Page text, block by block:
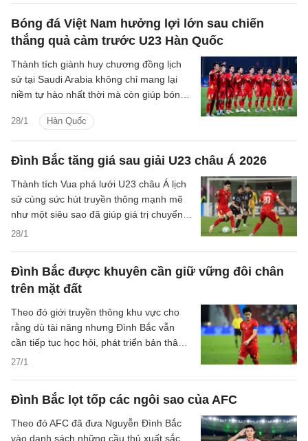
Bóng đá Việt Nam hưởng lợi lớn sau chiến
thắng quả cảm trước U23 Hàn Quốc
28/1 Hàn Quốc
Thành tích giành huy chương đồng lịch
sử tại Saudi Arabia không chỉ mang lại
niềm tự hào nhất thời mà còn giúp bóng
lục kế tiếp.
Đình Bắc tăng giá sau giải U23 châu Á 2026
28/1
Thành tích Vua phá lưới U23 châu Á lịch
sử cùng sức hút truyền thông mạnh mẽ
như một siêu sao đã giúp giá trị chuyển
nhượng ước tính của tiền đạo Đình Bắc
Đình Bắc được khuyên cần giữ vững đôi chân
trên mặt đất
27/1
Theo đó giới truyền thông khu vực cho
rằng dù tài năng nhưng Đình Bắc vẫn
cần tiếp tục học hỏi, phát triển bản thân
trong tương lai.
Đình Bắc lọt tốp các ngôi sao của AFC
Theo đó AFC đã đưa Nguyễn Đình Bắc
vào danh sách những cầu thủ xuất sắc